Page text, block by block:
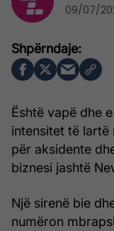
Është vapë dhe
intensitet të
për aksidente
biznesi jashtë
Një sirenë bie
numëron
09/07/